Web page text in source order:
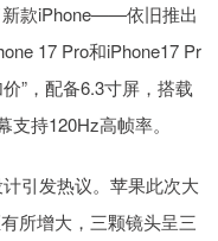
新款iPhone——依旧推出
17 Pro和iPhone17 Pr
”，配备6.3寸屏，搭载
持120Hz高帧率。
引发热议。苹果此次大
所增大，三颗镜头呈三